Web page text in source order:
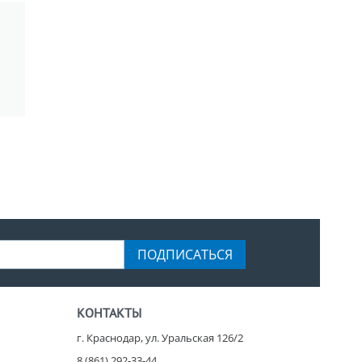
ПОДПИСАТЬСЯ
КОНТАКТЫ
г. Краснодар, ул. Уральская 126/2